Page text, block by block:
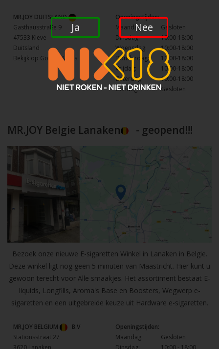
MR.JOY DUITSLAND
Gasthausstraße 9
47533 Kleve
Duitsland
Bekijk op Google Maps
Openingstijden:
Maandag:
Gesloten
Dinsdag:
10:00-18:00
Woensdag:
10:00-18:00
Donderdag:
10:00-18:00
Vrijdag:
10:00-18:00
Zaterdag:
10:00-18:00
Zondag:
Gesloten
MR.JOY Belgie Lanaken - geopend!!!
Bezoek onze nieuwe E-sigaretten Winkel in Lanaken in Belgie.
Deze winkel ligt nog geen 5 minuten van Maastricht. Hier kunt u
gewoon terecht voor Alle smaakjes. Het assortiment bestaat E-
liquids, Longfills, Aroma's Base en Boosters, Wegwerp e-
sigaretten en een uitgebreide keuze uit Hardware e-sigaretten.
MR.JOY BELGIUM
B.V
Stationsstraat 27
Openingstijden:
Maandag:
Gesloten
Ja Nee